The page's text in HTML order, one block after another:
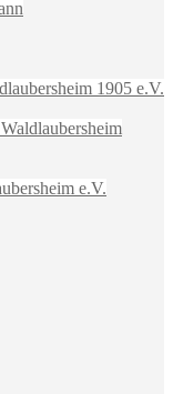
1905 e.V.
e.V.